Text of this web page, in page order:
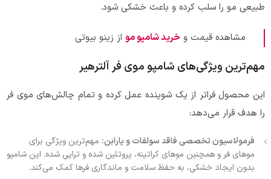
طبیعی مو را سلب کرده و باعث خشکی شود.
مشاهده قیمت و خرید شامپو مو از زینو بیوتی
مهم‌ترین ویژگی‌های شامپو موی فر آلترهیر
این محصول فراتر از یک شوینده عمل کرده و تمام چالش‌های موی فر
را هدف قرار می‌دهد:
فرمولاسیون تخصصی فاقد سولفات و پارابن: مهم‌ترین ویژگی برای
موهای فر و همچنین موهای کراتینه، پروتئین شده و تراپی شده. این شامپو
بدون ایجاد خشکی، به حفظ سلامت و ماندگاری فرها کمک می‌کند.